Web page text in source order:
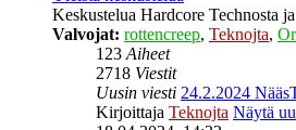
Keskustelua Hardcore Technosta
Valvojat: rottencreep, Teknojta,
123Aiheet
2718 Viestit
Uusin viesti 24.2.2024
Kirjoittaja Teknojta Näytä